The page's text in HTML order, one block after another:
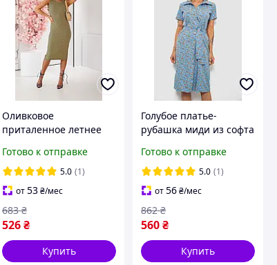
Оливковое
приталенное летнее
из трикотажа без
рукавов
Готово к отправке
5.0 (1)
от53 ₴/мес
526 ₴
683 ₴
Купить
Голубое платье-
рубашка миди из софта
и поясом
Готово к отправке
5.0 (1)
от56₴/мес
560₴
862 ₴
Купить